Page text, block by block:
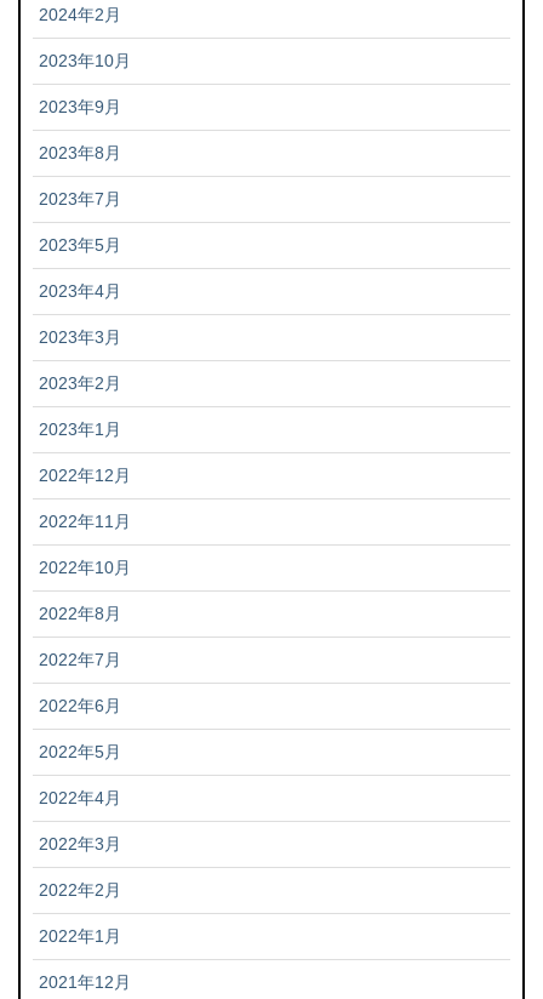
2024年2月
2023年10月
2023年9月
2023年8月
2023年7月
2023年5月
2023年4月
2023年3月
2023年2月
2023年1月
2022年12月
2022年11月
2022年10月
2022年8月
2022年7月
2022年6月
2022年5月
2022年4月
2022年3月
2022年2月
2022年1月
2021年12月